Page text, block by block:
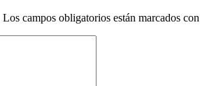
Los campos obligatorios están marcados con